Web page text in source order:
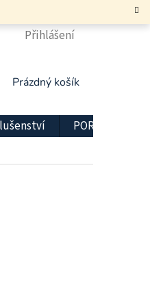
DŮLEŽITÉ
Přihlášení
NÁKUPNÍ
Prázdný košík
PORADNA